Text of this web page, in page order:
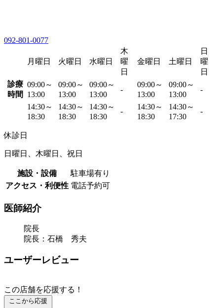
092-801-0077
月曜日 火曜日 水曜日
木
曜
日
金曜日 土曜日
日
曜
日
診療
時間
09:00～
13:00
09:00～
13:00
09:00～
13:00
-
09:00～
13:00
09:00～
13:00
-
14:30～
18:30
14:30～
18:30
14:30～
18:30
-
14:30～
18:30
14:30～
17:30
-
休診日
日曜日、木曜日、祝日
施設・設備
駐車場有り
アクセス・利便性 電話予約可
医師紹介
院長
院長：石橋 秀夫
ユーザーレビュー
この店舗を応援する！
ここから応援